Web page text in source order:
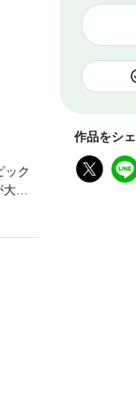
作品をシ
ック
学